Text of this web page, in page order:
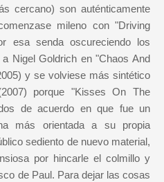
cercano) son auténticamente
mileno con "Driving
esa senda oscureciendo los
Nigel Goldrich en "Chaos And
y se volviese más sintético
porque "Kisses On The
de acuerdo en que fue un
más orientada a su propia
sediento de nuevo material,
por hincarle el colmillo y
de Paul. Para dejar las cosas